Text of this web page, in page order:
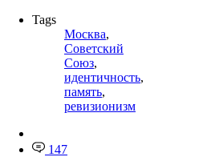
Tags
Москва,
Советский
Союз,
идентичность,
память,
ревизионизм
147